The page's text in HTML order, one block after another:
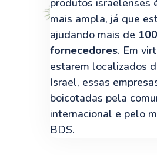
mais ampla, já que
ajudando mais de 100
fornecedores. Em
estarem localizados
Israel, essas
boicotadas pela
internacional e pelo
BDS.